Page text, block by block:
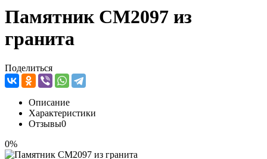
Памятник CM2097 из
гранита
Поделиться
Описание
Характеристики
Отзывы0
0%